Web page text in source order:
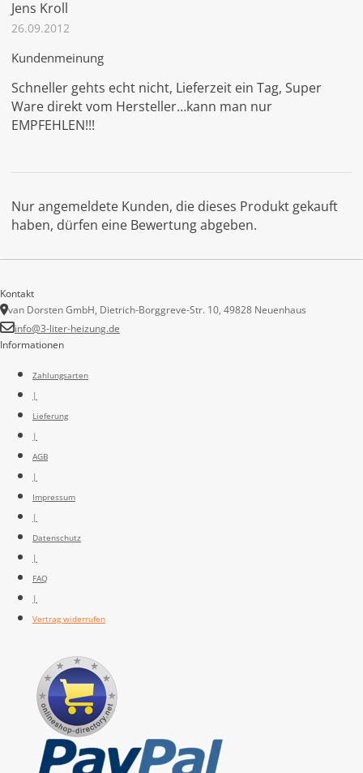
Jens Kroll
26.09.2012
Kundenmeinung
Schneller gehts echt nicht, Lieferzeit ein Tag, Super
Ware direkt vom Hersteller…kann man nur
EMPFEHLEN!!!
Nur angemeldete Kunden, die dieses Produkt gekauft
haben, dürfen eine Bewertung abgeben.
Informationen
Zahlungsarten
|
Lieferung
|
AGB
|
Impressum
|
Datenschutz
|
FAQ
|
Vertrag widerrufen
Kontakt
van Dorsten GmbH, Dietrich-Borggreve-Str. 10, 49828 Neuenhaus
info@3-liter-heizung.de